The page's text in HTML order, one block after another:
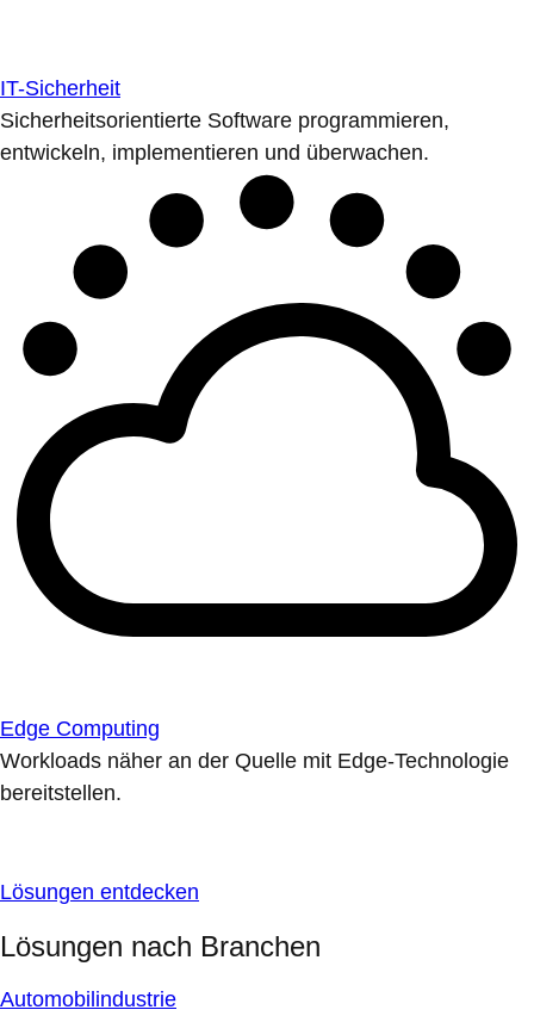
IT-Sicherheit
Sicherheitsorientierte Software programmieren,
entwickeln, implementieren und überwachen.
Edge Computing
Workloads näher an der Quelle mit Edge-Technologie
bereitstellen.
Lösungen entdecken
Lösungen nach Branchen
Automobilindustrie